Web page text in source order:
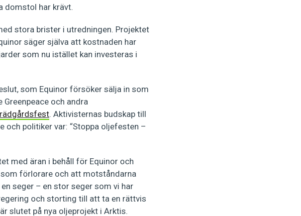
domstol har krävt.
stora brister i utredningen. Projektet
säger själva att kostnaden har
som nu istället kan investeras i
som Equinor försöker sälja in som
och andra
. Aktivisternas budskap till
politiker var: “Stoppa oljefesten –
med äran i behåll för Equinor och
förlorare och att motståndarna
seger – en stor seger som vi har
och storting till att ta en rättvis
slutet på nya oljeprojekt i Arktis.